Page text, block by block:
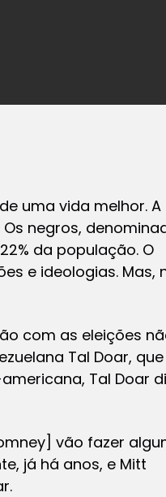
uma vida melhor. A
negros,
da população. O
e ideologias. Mas,
com as eleições
Tal Doar,
Tal Doar
vão fazer
já há anos, e Mitt